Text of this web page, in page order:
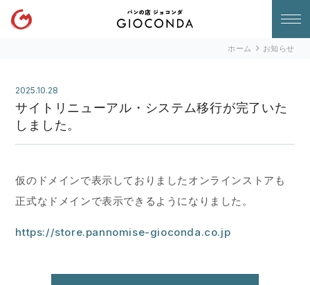
ホーム お知らせ
2025.10.28
サイトリニューアル・システム移行が完了いた
しました。
仮のドメインで表示しておりましたオンラインストアも
正式なドメインで表示できるようになりました。
https://store.pannomise-gioconda.co.jp